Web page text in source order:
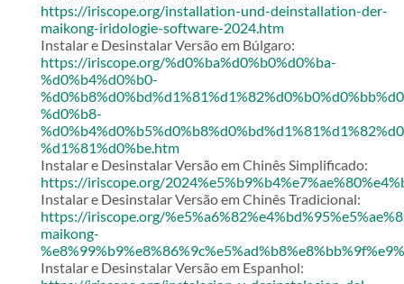
https://iriscope.org/installation-und-deinstallation-der-
maikong-iridologie-software-2024.htm
Instalar e Desinstalar Versão em Búlgaro:
https://iriscope.org/%d0%ba%d0%b0%d0%ba-
%d0%b4%d0%b0-
%d0%b8-
%d1%81%d0%be.htm
Instalar e Desinstalar Versão em Chinês Simplificado:
https://iriscope.org/
Instalar e Desinstalar Versão em Chinês Tradicional:
https://iriscope.org/
maikong-
Instalar e Desinstalar Versão em Espanhol: